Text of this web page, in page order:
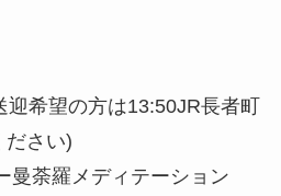
希望の方は13:50JR長者町
ださい)
曼荼羅メディテーション